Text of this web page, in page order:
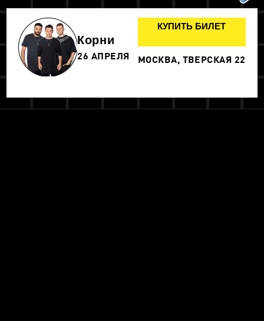
Корни
26 АПРЕЛЯ
КУПИТЬ БИЛЕТ
МОСКВА, ТВЕРСКАЯ 22